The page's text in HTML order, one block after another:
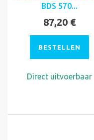
BDS 570...
87,20 €
BESTELLEN
Direct uitvoerbaar